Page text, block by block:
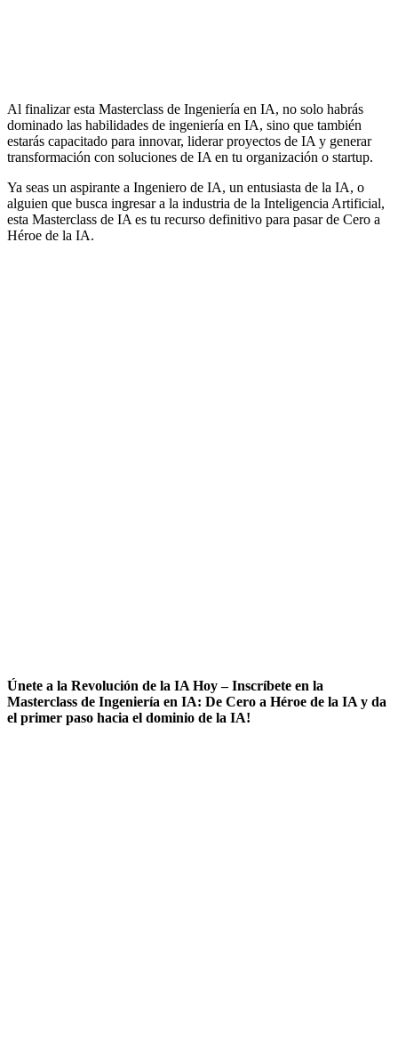
Al finalizar esta Masterclass de Ingeniería en IA, no solo habrás
dominado las habilidades de ingeniería en IA, sino que también
estarás capacitado para innovar, liderar proyectos de IA y generar
transformación con soluciones de IA en tu organización o startup.
Ya seas un aspirante a Ingeniero de IA, un entusiasta de la IA, o
alguien que busca ingresar a la industria de la Inteligencia Artificial,
esta Masterclass de IA es tu recurso definitivo para pasar de Cero a
Héroe de la IA.
Únete a la Revolución de la IA Hoy – Inscríbete en la
Masterclass de Ingeniería en IA: De Cero a Héroe de la IA y da
el primer paso hacia el dominio de la IA!